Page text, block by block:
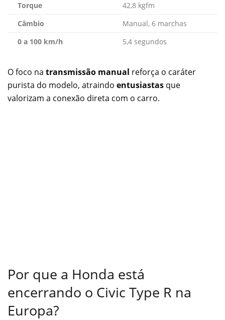
Torque
42,8 kgfm
Câmbio
Manual, 6 marchas
0 a 100 km/h
5,4 segundos
O foco na transmissão manual reforça o caráter
purista do modelo, atraindo entusiastas que
valorizam a conexão direta com o carro.
Por que a Honda está
encerrando o Civic Type R na
Europa?